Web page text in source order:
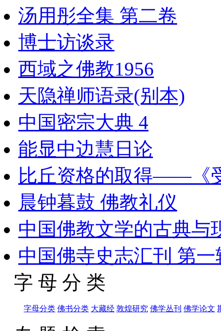
汤用彤全集 第二卷
博士访谈录
西域之佛教1956
天隐禅师语录(别本)
中国密宗大典 4
能显中边慧日论
比丘资格的取得——《
晨钟暮鼓 佛教礼仪
中国佛教文学的古典与
中国佛寺史志汇刊 第一
字 母 分 类
字母分类 佛书分类 大藏经 敦煌研究 佛学丛刊 佛学论文